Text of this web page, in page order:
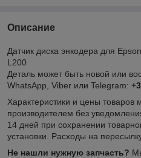
Описание
Датчик диска энкодера для
L200
Деталь может быть новой или
WhatsApp, Viber или Telegram:
Характеристики и цены товаров
производителем без
14 дней при сохранении
установки. Расходы на
Не нашли нужную запчасть?